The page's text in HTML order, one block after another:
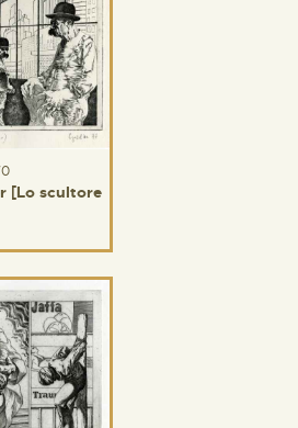
[Lo scultore